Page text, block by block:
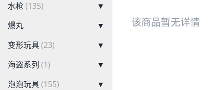
水枪 (135)
▼
爆丸
▼
变形玩具(23)
▼
海盗系列 (1)
▼
泡泡玩具(155)
▼
该商品暂无详情